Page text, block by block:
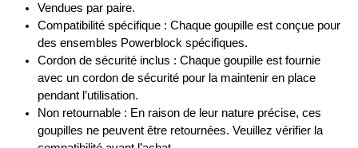
Vendues par paire.
Compatibilité spécifique : Chaque goupille est conçue pour
des ensembles Powerblock spécifiques.
Cordon de sécurité inclus : Chaque goupille est fournie
avec un cordon de sécurité pour la maintenir en place
pendant l’utilisation.
Non retournable : En raison de leur nature précise, ces
goupilles ne peuvent être retournées. Veuillez vérifier la